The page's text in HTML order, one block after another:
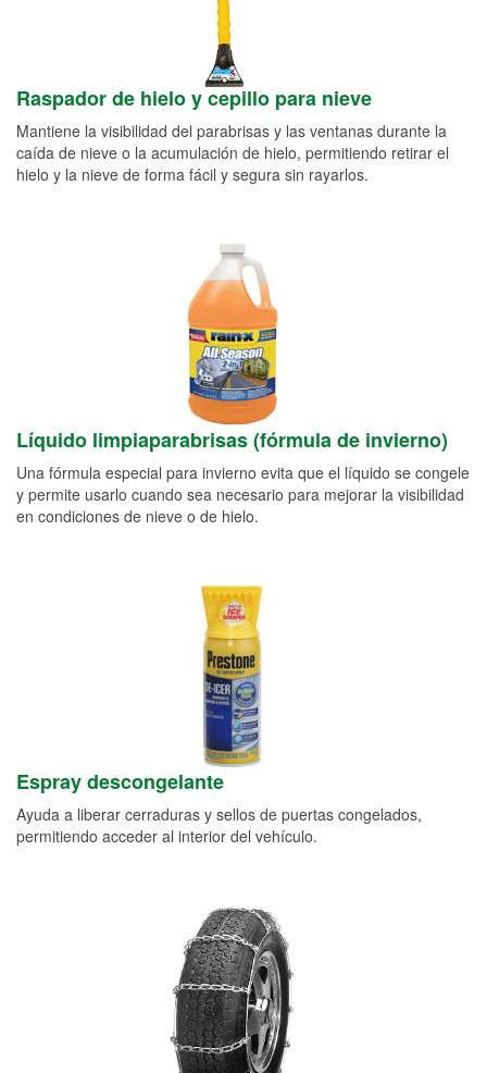
Raspador de hielo y cepillo para nieve
Mantiene la visibilidad del parabrisas y las ventanas durante la
caída de nieve o la acumulación de hielo, permitiendo retirar el
hielo y la nieve de forma fácil y segura sin rayarlos.
Líquido limpiaparabrisas (fórmula de invierno)
Una fórmula especial para invierno evita que el líquido se congele
y permite usarlo cuando sea necesario para mejorar la visibilidad
en condiciones de nieve o de hielo.
Espray descongelante
Ayuda a liberar cerraduras y sellos de puertas congelados,
permitiendo acceder al interior del vehículo.